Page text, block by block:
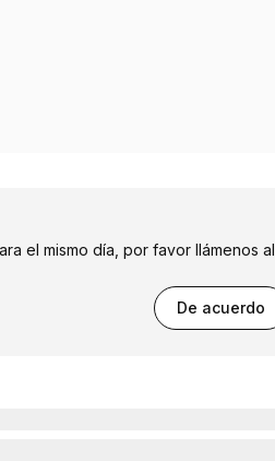
el mismo día, por favor llámenos al
De acuerdo